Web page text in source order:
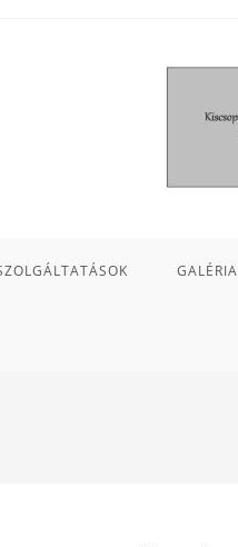
GALÉRIA